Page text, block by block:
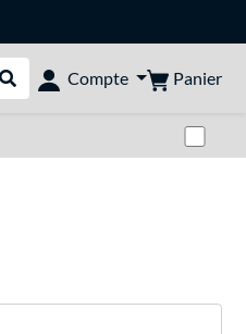
Rechercher dans le shop
Compte Panier